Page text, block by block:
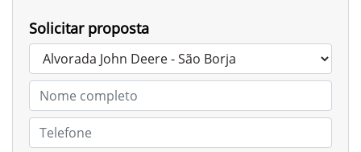
Solicitar proposta